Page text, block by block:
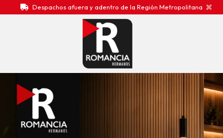
Despachos afuera y adentro de la Región Metropolitana ×